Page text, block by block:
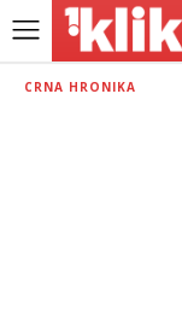
CRNA HRONIKA